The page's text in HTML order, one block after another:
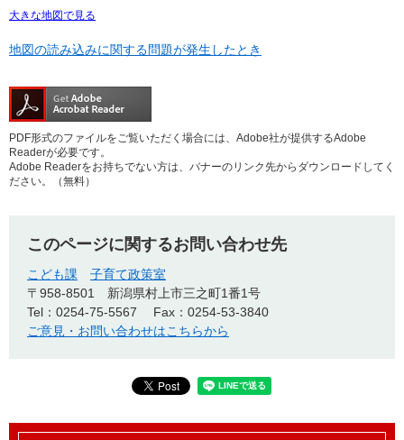
大きな地図で見る
地図の読み込みに関する問題が発生したとき
PDF形式のファイルをご覧いただく場合には、Adobe社が提供するAdobe
Readerが必要です。
Adobe Readerをお持ちでない方は、バナーのリンク先からダウンロードしてく
ださい。（無料）
このページに関するお問い合わせ先
こども課
子育て政策室
〒958-8501
新潟県村上市三之町1番1号
Tel：0254-75-5567
Fax：0254-53-3840
ご意見・お問い合わせはこちらから